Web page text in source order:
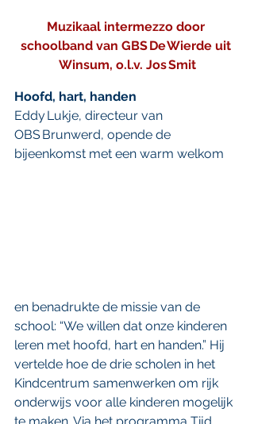
Muzikaal intermezzo door
schoolband van GBS De Wierde uit
Winsum, o.l.v. Jos Smit
Hoofd, hart, handen
Eddy Lukje, directeur van
OBS Brunwerd, opende de
bijeenkomst met een warm welkom
en benadrukte de missie van de
school: “We willen dat onze kinderen
leren met hoofd, hart en handen.” Hij
vertelde hoe de drie scholen in het
Kindcentrum samenwerken om rijk
onderwijs voor alle kinderen mogelijk
te maken. Via het programma Tijd